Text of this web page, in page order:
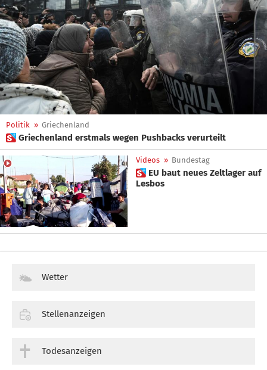
Politik » Griechenland
 Griechenland erstmals wegen Pushbacks verurteilt
Videos » Bundestag
 EU baut neues Zeltlager auf
Lesbos
Wetter
Stellenanzeigen
Todesanzeigen